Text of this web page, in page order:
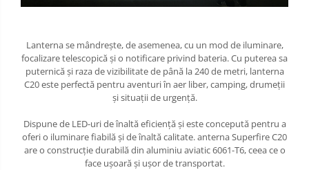
Lanterna se mândrește, de asemenea, cu un mod de iluminare,
focalizare telescopică și o notificare privind bateria. Cu puterea sa
puternică și raza de vizibilitate de până la 240 de metri, lanterna
C20 este perfectă pentru aventuri în aer liber, camping, drumeții
și situații de urgență.
Dispune de LED-uri de înaltă eficiență și este concepută pentru a
oferi o iluminare fiabilă și de înaltă calitate. anterna Superfire C20
are o construcție durabilă din aluminiu aviatic 6061-T6, ceea ce o
face ușoară și ușor de transportat.